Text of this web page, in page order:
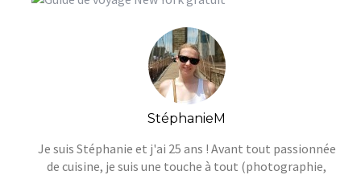
StéphanieM
Je suis Stéphanie et j'ai 25 ans ! Avant tout passionnée
de cuisine, je suis une touche à tout (photographie,